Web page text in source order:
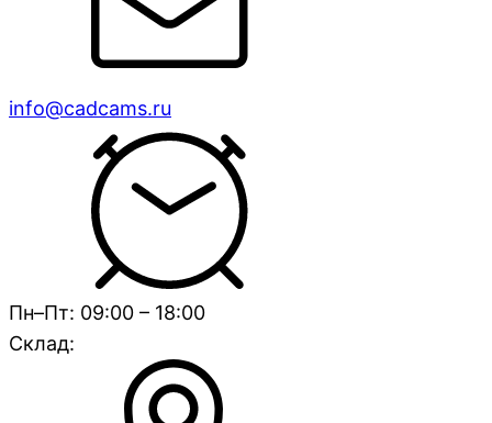
info@cadcams.ru
Пн–Пт: 09:00 – 18:00
Склад: